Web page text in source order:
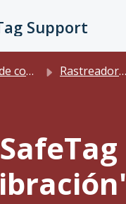
Support
Rastreadores